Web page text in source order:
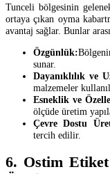
Tunceli bölgesinin
ortaya çıkan oyma
avantaj sağlar. Bunlar
Özgünlük:
sunar.
Dayanıklılık ve
malzemeler
Esneklik ve
ölçüde üretim
Çevre Dostu
tercih edilir.
6. Ostim